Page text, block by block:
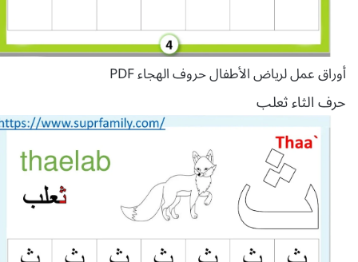
أوراق عمل لرياض الأطفال حروف الهجاء PDF
حرف الثاء ثعلب